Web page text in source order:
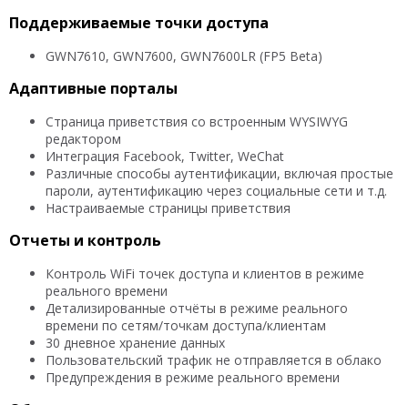
Поддерживаемые точки доступа
GWN7610, GWN7600, GWN7600LR (FP5 Beta)
Адаптивные порталы
Страница приветствия со встроенным WYSIWYG
редактором
Интеграция Facebook, Twitter, WeChat
Различные способы аутентификации, включая простые
пароли, аутентификацию через социальные сети и т.д.
Настраиваемые страницы приветствия
Отчеты и контроль
Контроль WiFi точек доступа и клиентов в режиме
реального времени
Детализированные отчёты в режиме реального
времени по сетям/точкам доступа/клиентам
30 дневное хранение данных
Пользовательский трафик не отправляется в облако
Предупреждения в режиме реального времени